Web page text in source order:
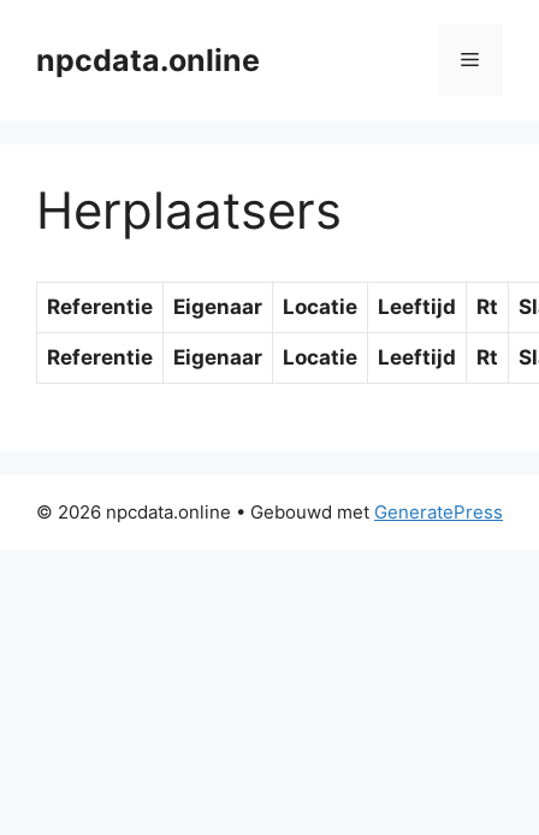
npcdata.online Menu
Herplaatsers
Referentie Eigenaar Locatie Leeftijd Rt
Referentie Eigenaar Locatie Leeftijd Rt
© 2026 npcdata.online • Gebouwd met GeneratePress